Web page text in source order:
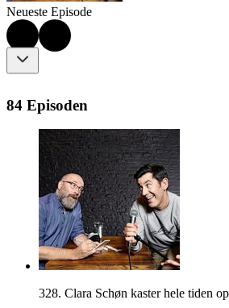
Neueste Episode
84 Episoden
328. Clara Schøn kaster hele tiden